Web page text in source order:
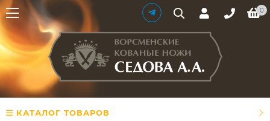
0
КАТАЛОГ ТОВАРОВ